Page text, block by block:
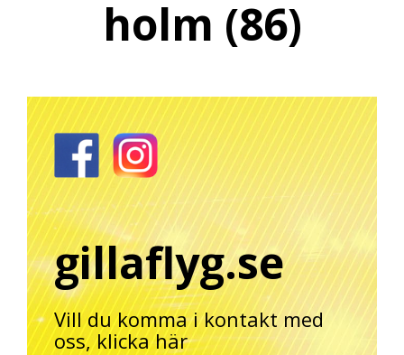
holm (86)
gillaflyg.se
Vill du komma i kontakt med
oss, klicka här